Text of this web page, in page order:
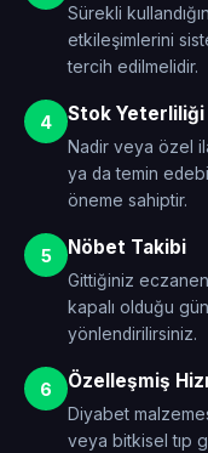
Sürekli
etkileşimlerini
tercih edilmelidir.
4 Stok Yeterliliği
Nadir veya özel
ya da temin
öneme sahiptir.
5 Nöbet Takibi
Gittiğiniz
kapalı olduğu
yönlendirilirsiniz.
6 Özelleşmiş
Diyabet
veya bitkisel tıp